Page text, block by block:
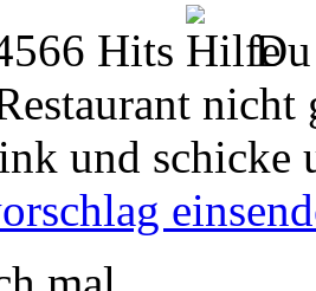
Hits
und schicke